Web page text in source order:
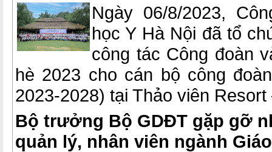
Ngày 06/8/2023,
học Y Hà Nội đã tổ
công tác Công đoàn
hè 2023 cho cán bộ công
2023-2028) tại Thảo viên
Bộ trưởng Bộ GDĐT gặp gỡ
quản lý, nhân viên ngành